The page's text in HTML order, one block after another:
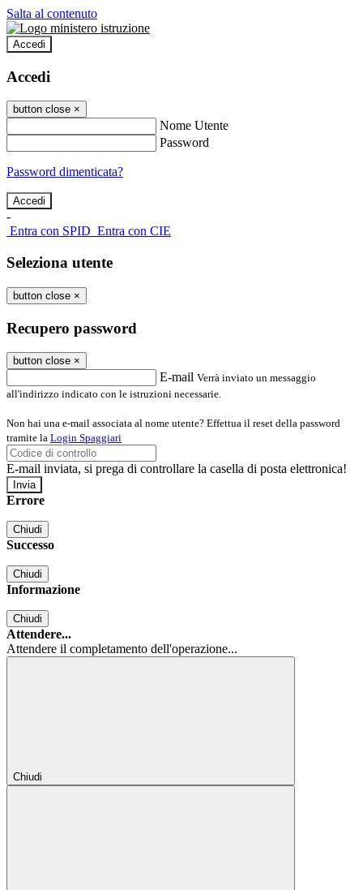
Salta al contenuto
Accedi
Accedi
button close ×
Nome Utente
Password
Password dimenticata?
-
Entra con SPID Entra con CIE
Seleziona utente
button close ×
Recupero password
button close ×
E-mail Verrà inviato un messaggio
all'indirizzo indicato con le istruzioni necessarie.
Non hai una e-mail associata al nome utente? Effettua il reset della password
tramite la Login Spaggiari
E-mail inviata, si prega di controllare la casella di posta elettronica!
Errore
Chiudi
Successo
Chiudi
Informazione
Chiudi
Attendere...
Attendere il completamento dell'operazione...
Chiudi